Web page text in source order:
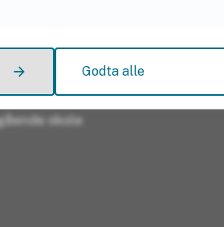
skole
Godta alle